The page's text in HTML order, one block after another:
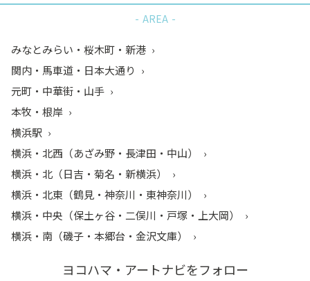
AREA
みなとみらい・桜木町・新港
関内・馬車道・日本大通り
元町・中華街・山手
本牧・根岸
横浜駅
横浜・北西（あざみ野・長津田・中山）
横浜・北（日吉・菊名・新横浜）
横浜・北東（鶴見・神奈川・東神奈川）
横浜・中央（保土ヶ谷・二俣川・戸塚・上大岡）
横浜・南（磯子・本郷台・金沢文庫）
ヨコハマ・アートナビをフォロー